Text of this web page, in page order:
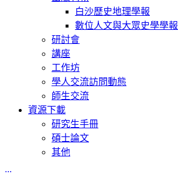
白沙歷史地理學報
數位人文與大眾史學學報
研討會
講座
工作坊
學人交流訪問動態
師生交流
資源下載
研究生手冊
碩士論文
其他